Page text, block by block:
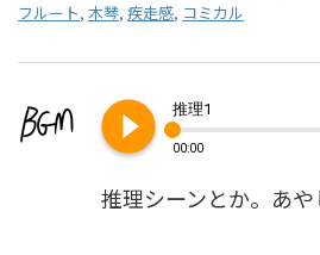
フルート, 木琴, 疾走感, コミカル
play_circle_filled 推理1
00:00
推理シーンとか。あや